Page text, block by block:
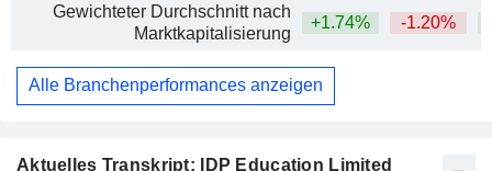
Aktuelles Transkript: IDP Education Limited
Gewichteter Durchschnitt nach
Marktkapitalisierung
+1.74% -1.20%
Alle Branchenperformances anzeigen